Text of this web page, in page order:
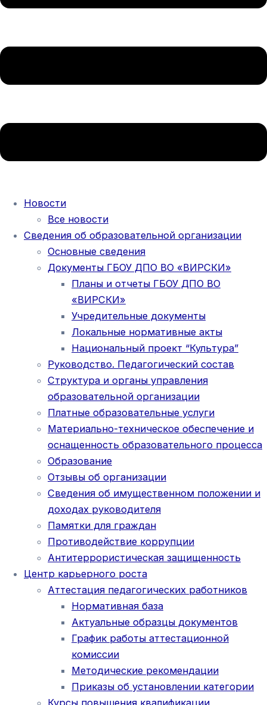
Новости
Все новости
Сведения об образовательной организации
Основные сведения
Документы ГБОУ ДПО ВО «ВИРСКИ»
Планы и отчеты ГБОУ ДПО ВО
«ВИРСКИ»
Учредительные документы
Локальные нормативные акты
Национальный проект “Культура”
Руководство. Педагогический состав
Структура и органы управления
образовательной организации
Платные образовательные услуги
Материально-техническое обеспечение и
оснащенность образовательного процесса
Образование
Отзывы об организации
Сведения об имущественном положении и
доходах руководителя
Памятки для граждан
Противодействие коррупции
Антитеррористическая защищенность
Центр карьерного роста
Аттестация педагогических работников
Нормативная база
Актуальные образцы документов
График работы аттестационной
комиссии
Методические рекомендации
Приказы об установлении категории
Курсы повышения квалификации